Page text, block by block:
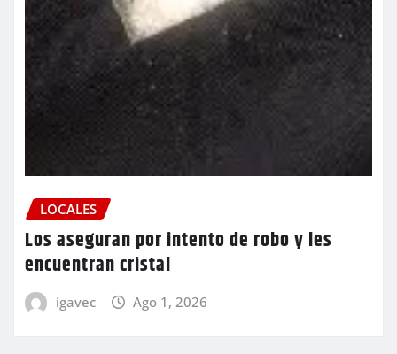
LOCALES
Los aseguran por intento de robo y les
encuentran cristal
igavec Ago 1, 2026